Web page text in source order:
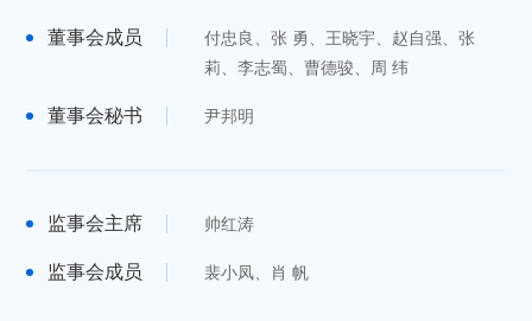
董事会成员
付忠良、张 勇、王晓宇、赵自强、张
莉、李志蜀、曹德骏、周 纬
董事会秘书 尹邦明
监事会主席 帅红涛
监事会成员 裴小凤、肖 帆